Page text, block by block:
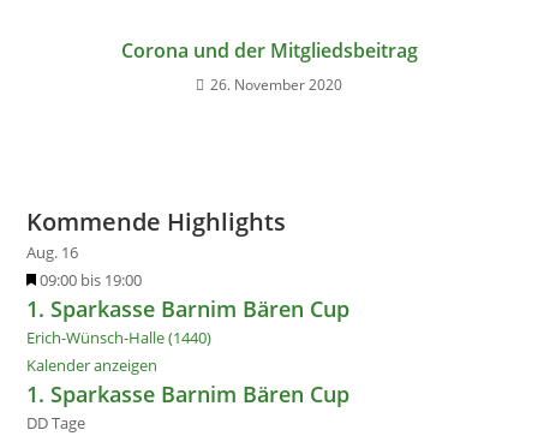
Corona und der Mitgliedsbeitrag
26. November 2020
Kommende Highlights
Aug. 16
H
r
v
r
09:00 bis 19:00
1. Sparkasse Barnim Bären Cup
Erich-Wünsch-Halle (1440)
Kalender anzeigen
1. Sparkasse Barnim Bären Cup
DDTage